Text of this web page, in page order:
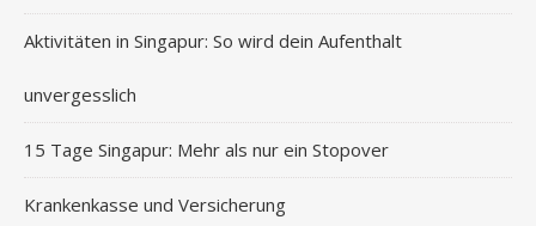
Aktivitäten in Singapur: So wird dein Aufenthalt
unvergesslich
15 Tage Singapur: Mehr als nur ein Stopover
Krankenkasse und Versicherung